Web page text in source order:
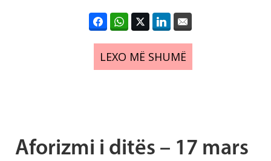
LEXO MË SHUMË
Aforizmi i ditës – 17 mars